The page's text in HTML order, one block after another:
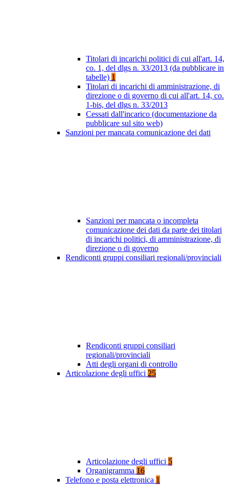
Titolari di incarichi politici di cui all'art. 14,
co. 1, del dlgs n. 33/2013 (da pubblicare in
tabelle) 1
Titolari di incarichi di amministrazione, di
direzione o di governo di cui all'art. 14, co.
1-bis, del dlgs n. 33/2013
Cessati dall'incarico (documentazione da
pubblicare sul sito web)
Sanzioni per mancata comunicazione dei dati
Sanzioni per mancata o incompleta
comunicazione dei dati da parte dei titolari
di incarichi politici, di amministrazione, di
direzione o di governo
Rendiconti gruppi consiliari regionali/provinciali
Rendiconti gruppi consiliari
regionali/provinciali
Atti degli organi di controllo
Articolazione degli uffici 25
Articolazione degli uffici 5
Organigramma 16
Telefono e posta elettronica 1